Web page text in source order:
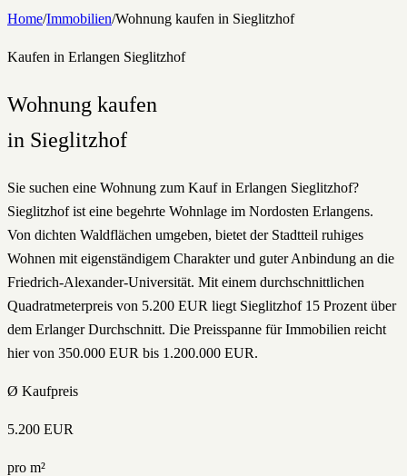
Home/Immobilien/Wohnung kaufen in Sieglitzhof
Kaufen in Erlangen Sieglitzhof
Wohnung kaufen
in Sieglitzhof
Sie suchen eine Wohnung zum Kauf in Erlangen Sieglitzhof?
Sieglitzhof ist eine begehrte Wohnlage im Nordosten Erlangens.
Von dichten Waldflächen umgeben, bietet der Stadtteil ruhiges
Wohnen mit eigenständigem Charakter und guter Anbindung an die
Friedrich-Alexander-Universität. Mit einem durchschnittlichen
Quadratmeterpreis von 5.200 EUR liegt Sieglitzhof 15 Prozent über
dem Erlanger Durchschnitt. Die Preisspanne für Immobilien reicht
hier von 350.000 EUR bis 1.200.000 EUR.
Ø Kaufpreis
5.200 EUR
pro m²